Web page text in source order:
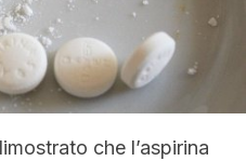
che l’aspirina